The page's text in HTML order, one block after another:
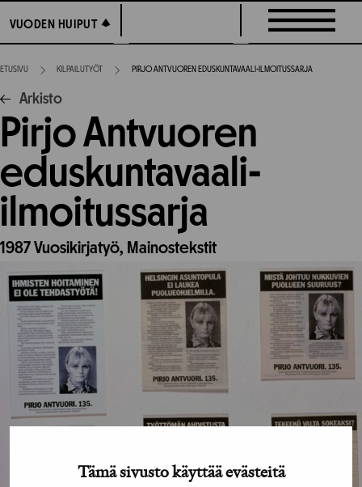
Tämä sivusto käyttää evästeitä
suoraan
sisältöön
VUODEN HUIPUT
VUODEN HUIPUT
ETUSIVU KILPAILUTYÖT PIRJO ANTVUOREN EDUSKUNTAVAALI-ILMOITUSSARJA
Arkisto
Pirjo Antvuoren
eduskuntavaali-
ilmoitussarja
1987Vuosikirjatyö, Mainostekstit